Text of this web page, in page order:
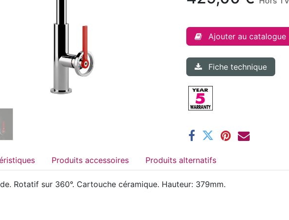
Ajouter au catalogue
Fiche technique
Produits accessoires Produits alternatifs
Rotatif sur 360°. Cartouche céramique. Hauteur: 379mm.